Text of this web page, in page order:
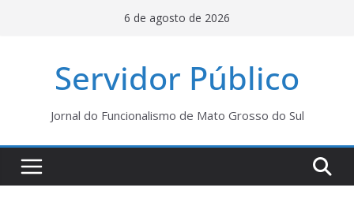
6 de agosto de 2026
Servidor Público
Jornal do Funcionalismo de Mato Grosso do Sul